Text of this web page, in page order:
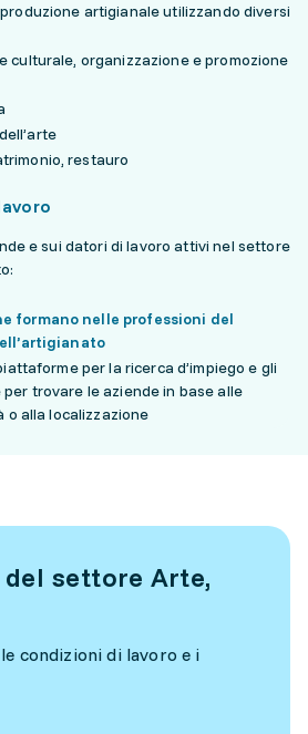
artigianale utilizzando diversi
culturale, organizzazione e promozione
restauro
e sui datori di lavoro attivi nel settore
formano nelle professioni del
per la ricerca d’impiego e gli
trovare le aziende in base alle
o alla localizzazione
settore Arte,
condizioni di lavoro e i